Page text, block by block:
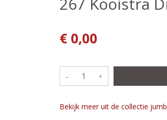
€ 0,00
– +
Bekijk meer uit de collectie